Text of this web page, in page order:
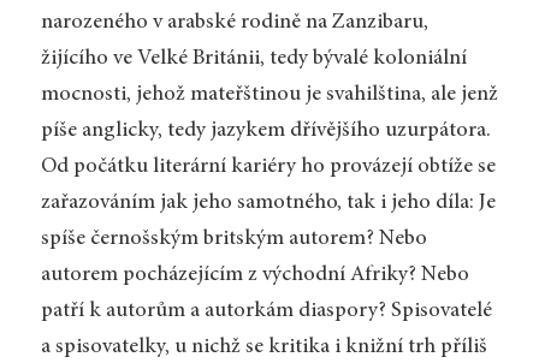
narozeného v arabské rodině na Zanzibaru,
žijícího ve Velké Británii, tedy bývalé koloniální
mocnosti, jehož ma­teřštinou je svahilština, ale jenž
píše anglicky, tedy jazykem dřívějšího uzurpátora.
Od počátku literární kariéry ho provázejí obtíže se
zařazováním jak jeho samotného, tak i jeho díla: Je
spíše černošským britským autorem? Nebo
autorem pocházejícím z východní Afriky? Nebo
patří k autorům a autorkám diaspory? Spisovatelé
a spisovatelky, u nichž se kritika i knižní trh příliš